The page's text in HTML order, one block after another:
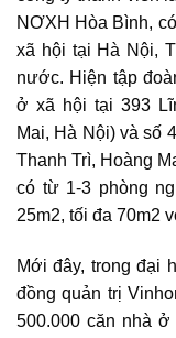
NƠXH Hòa Bình,
xã hội tại Hà Nội,
nước. Hiện tập
ở xã hội tại 393
Mai, Hà Nội) và số
Thanh Trì, Hoàng
có từ 1-3 phòng
25m2, tối đa 70m2
Mới đây, trong đại
đồng quản trị
500.000 căn nhà